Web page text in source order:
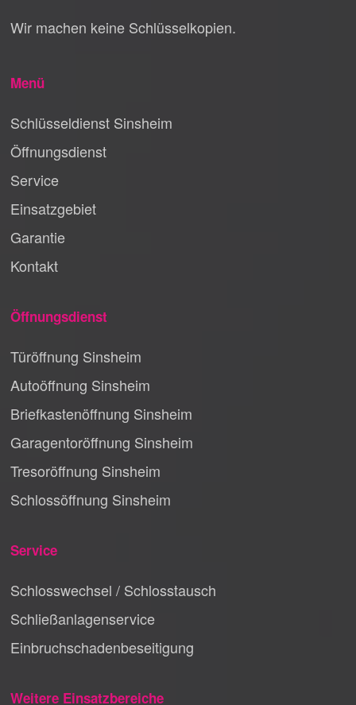
Wir machen keine Schlüsselkopien.
Menü
Schlüsseldienst Sinsheim
Öffnungsdienst
Service
Einsatzgebiet
Garantie
Kontakt
Öffnungsdienst
Türöffnung Sinsheim
Autoöffnung Sinsheim
Briefkastenöffnung Sinsheim
Garagentoröffnung Sinsheim
Tresoröffnung Sinsheim
Schlossöffnung Sinsheim
Service
Schlosswechsel / Schlosstausch
Schließanlagenservice
Einbruchschadenbeseitigung
Weitere Einsatzbereiche